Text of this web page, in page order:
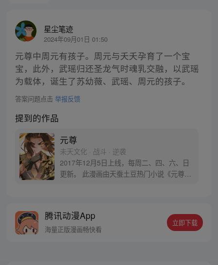
星尘笔迹
2024年09月01日 01:50
元尊中周元有孩子。周元与夭夭孕育了一个宝
宝，此外，武瑶归还圣龙气时魂乳交融，以武瑶
为载体，诞生了苏幼薇、武瑶、周元的孩子。
答案问题点击 举报反馈
提到的作品
元尊
未天文化 · 战斗 · 逆袭
2017年12月5日上线，每周二、四、六、日
更新。 此漫画由天蚕土豆热门小说《元尊》
腾讯动漫App
海量正版漫画畅快看
立即下载